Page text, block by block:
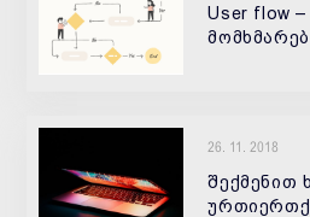
User flow
26. 11. 2018
შექმენით